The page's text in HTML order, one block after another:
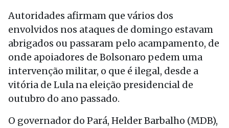
Autoridades afirmam que vários dos
envolvidos nos ataques de domingo estavam
abrigados ou passaram pelo acampamento, de
onde apoiadores de Bolsonaro pedem uma
intervenção militar, o que é ilegal, desde a
vitória de Lula na eleição presidencial de
outubro do ano passado.
O governador do Pará, Helder Barbalho (MDB),